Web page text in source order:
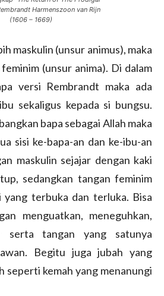
Harmenszoon van Rijn
(1606 – 1669)
maskulin (unsur animus), maka
(unsur anima). Di dalam
versi Rembrandt maka ada
sekaligus kepada si bungsu.
bapa sebagai Allah maka
sisi ke-bapa-an dan ke-ibu-an
maskulin sejajar dengan kaki
sedangkan tangan feminim
yang terbuka dan terluka. Bisa
menguatkan, meneguhkan,
serta tangan yang satunya
Begitu juga jubah yang
seperti kemah yang menanungi